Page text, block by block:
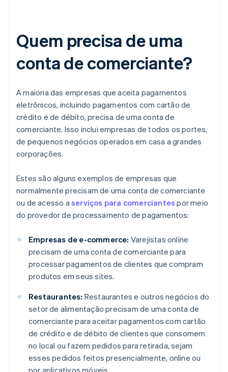
Quem precisa de uma
conta de comerciante?
A maioria das empresas que aceita pagamentos
eletrônicos, incluindo pagamentos com cartão de
crédito e de débito, precisa de uma conta de
comerciante. Isso inclui empresas de todos os portes,
de pequenos negócios operados em casa a grandes
corporações.
Estes são alguns exemplos de empresas que
normalmente precisam de uma conta de comerciante
ou de acesso aserviços para comerciantes por meio
do provedor de processamento de pagamentos:
Empresas de e-commerce: Varejistas online
precisam de uma conta de comerciante para
processar pagamentos de clientes que compram
produtos em seus sites.
Restaurantes: Restaurantes e outros negócios do
setor de alimentação precisam de uma conta de
comerciante para aceitar pagamentos com cartão
de crédito e de débito de clientes que consomem
no local ou fazem pedidos para retirada, sejam
esses pedidos feitos presencialmente, online ou